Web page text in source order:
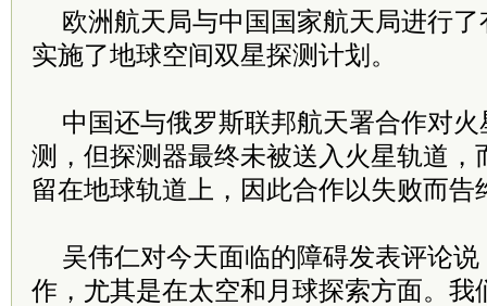
欧洲航天局与中国国家航天局进行了
实施了地球空间双星探测计划。
中国还与俄罗斯联邦航天署合作对
测，但探测器最终未被送入火星轨道，
留在地球轨道上，因此合作以失败而告
吴伟仁对今天面临的障碍发表评论
作，尤其是在太空和月球探索方面。我